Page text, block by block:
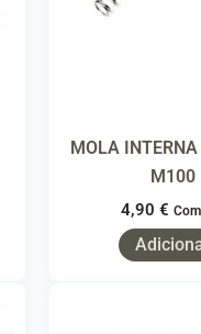
MOLA
M100
4,90 €